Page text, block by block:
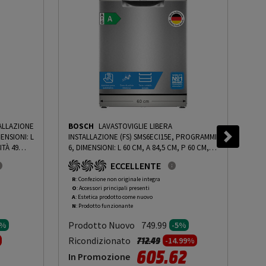
L
49
da
BOSCH LAVASTOVIGLIE LIBERA
INSTALLAZIONE (FS) SMS6ECI15E, PROGRAMMI
6, DIMENSIONI: L 60 CM, A 84,5 CM, P 60 CM,
RUMOROSITÀ 42 DB(A), CONSUMO DI ACQUA 9
L, ACCIAIO ANTI-IMPRONTA, CLASSE A - PRMG
GRADING ROAN - 4.99%-PRMG GRADING
ROAN - 5%
ECCELLENTE
R: Confezione non originale integra
O: Accessori principali presenti
A: Estetica prodotto come nuovo
N: Prodotto funzionante
Prodotto Nuovo 749.99 -5%
Ricondizionato Prezzo ridotto da
712.49a-14.99%
In Promozione 605.62